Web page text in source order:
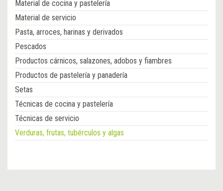
Material de cocina y pastelería
Material de servicio
Pasta, arroces, harinas y derivados
Pescados
Productos cárnicos, salazones, adobos y fiambres
Productos de pastelería y panadería
Setas
Técnicas de cocina y pastelería
Técnicas de servicio
Verduras, frutas, tubérculos y algas